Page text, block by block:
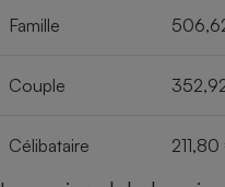
Famille
Couple
Célibataire